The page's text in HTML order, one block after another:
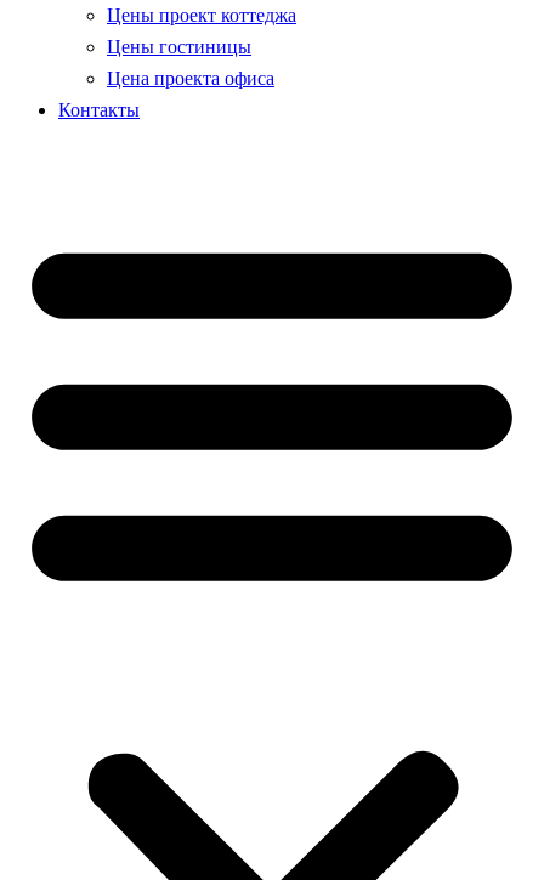
Цены проект коттеджа
Цены гостиницы
Цена проекта офиса
Контакты